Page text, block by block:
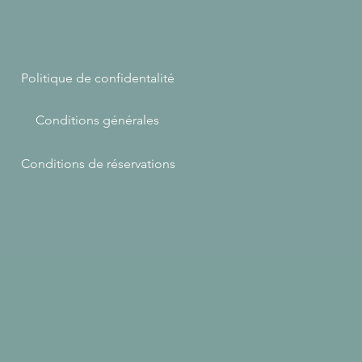
Politique de confidentalité
Conditions générales
Conditions de réservations